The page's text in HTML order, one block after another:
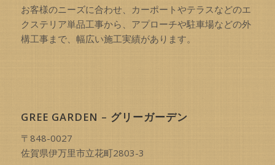
お客様のニーズに合わせ、カーポートやテラスなどのエ
クステリア単品工事から、アプローチや駐車場などの外
構工事まで、幅広い施工実績があります。
GREE GARDEN – グリーガーデン
〒848-0027
佐賀県伊万里市立花町2803-3